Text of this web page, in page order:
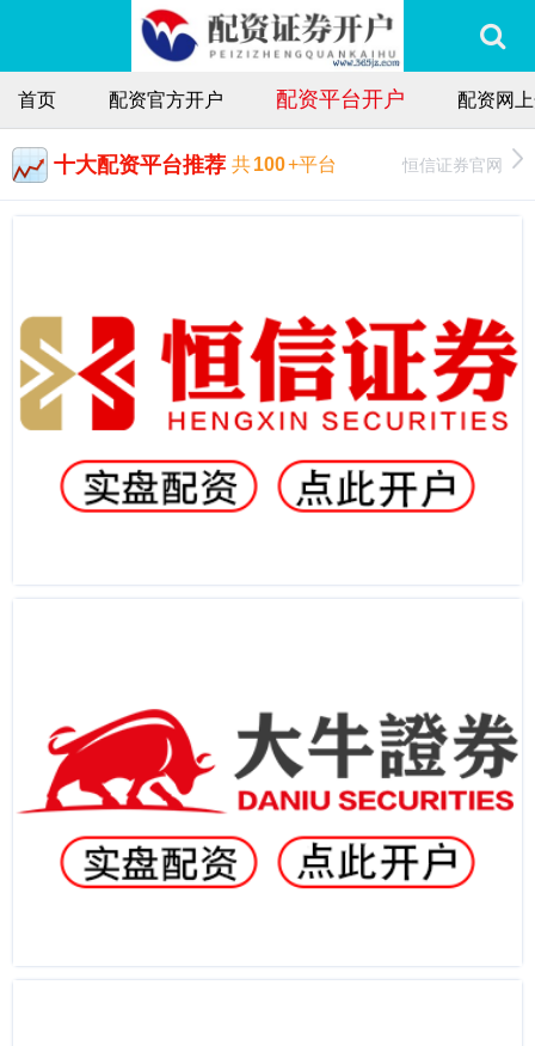
首页 配资官方开户 配资平台开户 配资网
十大配资平台推荐 共100+平台 恒信证券官网